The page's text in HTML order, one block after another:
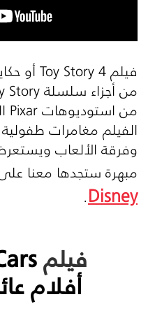
فيلمToy Story 4أو
من أجزاء سلسلةStory
من استوديوهاتPixar
الفيلم مغامرات
وفرقة الألعاب
مبهرة ستجدها معنا
Disney
.
فيلم
أفلام